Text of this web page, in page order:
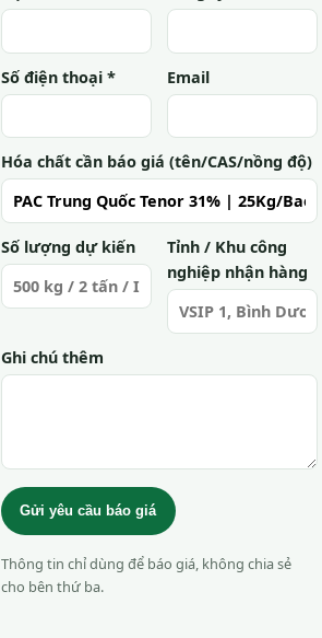
Số điện thoại * Email
Hóa chất cần báo giá (tên/CAS/nồng độ)
Số lượng dự kiến
Tỉnh / Khu công
nghiệp nhận hàng
Ghi chú thêm
Gửi yêu cầu báo giá
Thông tin chỉ dùng để báo giá, không chia sẻ
cho bên thứ ba.